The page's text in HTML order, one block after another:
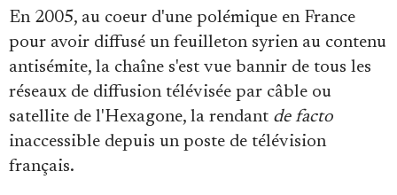
En 2005, au coeur d'une polémique en France
pour avoir diffusé un feuilleton syrien au contenu
antisémite, la chaîne s'est vue bannir de tous les
réseaux de diffusion télévisée par câble ou
satellite de l'Hexagone, la rendant de facto
inaccessible depuis un poste de télévision
français.